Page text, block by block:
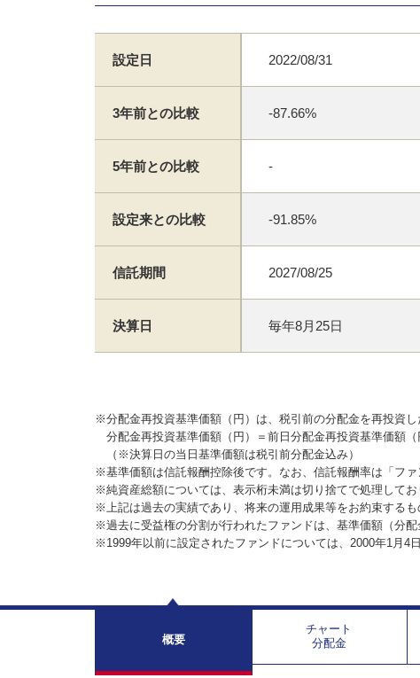
設定日 2022/08/31
3年前との比較 -87.66%
5年前との比較 -
設定来との比較 -91.85%
信託期間 2027/08/25
決算日 毎年8月25日
※分配金再投資基準価額（円）は、税引前の分配金を再投資
分配金再投資基準価額（円）＝前日分配金再投資基準価額
（※決算日の当日基準価額は税引前分配金込み）
※基準価額は信託報酬控除後です。なお、信託報酬率は「フ
※純資産総額については、表示桁未満は切り捨てで処理してお
※上記は過去の実績であり、将来の運用成果等をお約束するも
※過去に受益権の分割が行われたファンドは、基準価額（分
※1999年以前に設定されたファンドについては、2000年1月4
概要
チャート
分配金